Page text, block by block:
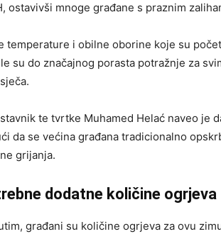
ostavivši mnoge građane s praznim
temperature i obilne oborine koje su
su do značajnog porasta potražnje za
te tvrtke Muhamed Helać naveo je
da se većina građana tradicionalno
grijanja.
dodatne količine ogrjeva
građani su količine ogrjeva za ovu